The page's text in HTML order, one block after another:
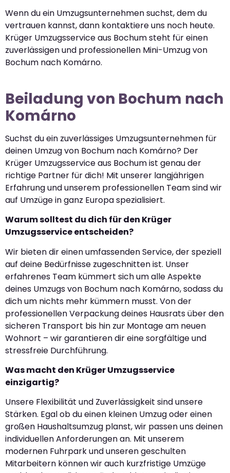
Wenn du ein Umzugsunternehmen suchst, dem du
vertrauen kannst, dann kontaktiere uns noch heute.
Krüger Umzugsservice aus Bochum steht für einen
zuverlässigen und professionellen Mini-Umzug von
Bochum nach Komárno.
Beiladung von Bochum nach
Komárno
Suchst du ein zuverlässiges Umzugsunternehmen für
deinen Umzug von Bochum nach Komárno? Der
Krüger Umzugsservice aus Bochum ist genau der
richtige Partner für dich! Mit unserer langjährigen
Erfahrung und unserem professionellen Team sind wir
auf Umzüge in ganz Europa spezialisiert.
Warum solltest du dich für den Krüger
Umzugsservice entscheiden?
Wir bieten dir einen umfassenden Service, der speziell
auf deine Bedürfnisse zugeschnitten ist. Unser
erfahrenes Team kümmert sich um alle Aspekte
deines Umzugs von Bochum nach Komárno, sodass du
dich um nichts mehr kümmern musst. Von der
professionellen Verpackung deines Hausrats über den
sicheren Transport bis hin zur Montage am neuen
Wohnort – wir garantieren dir eine sorgfältige und
stressfreie Durchführung.
Was macht den Krüger Umzugsservice
einzigartig?
Unsere Flexibilität und Zuverlässigkeit sind unsere
Stärken. Egal ob du einen kleinen Umzug oder einen
großen Haushaltsumzug planst, wir passen uns deinen
individuellen Anforderungen an. Mit unserem
modernen Fuhrpark und unseren geschulten
Mitarbeitern können wir auch kurzfristige Umzüge